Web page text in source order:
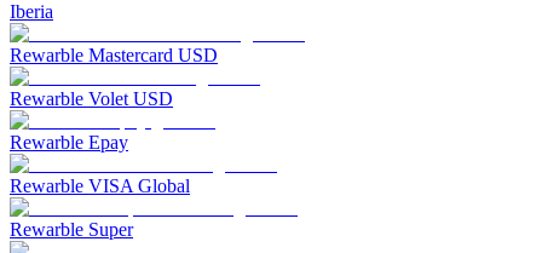
Iberia
Rewarble Mastercard USD
Rewarble Volet USD
Rewarble Epay
Rewarble VISA Global
Rewarble Super